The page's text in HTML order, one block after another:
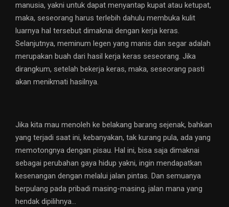
manusia, yakni untuk dapat menyantap kupat atau ketupat,
maka, seseorang harus terlebih dahulu membuka kulit
luarnya hal tersebut dimaknai dengan kerja keras.
Selanjutnya, meminum legen yang manis dan segar adalah
merupakan buah dari hasil kerja keras seseorang. Jika
dirangkum, setelah bekerja keras, maka, seseorang pasti
akan menikmati hasilnya.
Jika kita mau menoleh ke belakang barang sejenak, bahkan
yang terjadi saat ini, kebanyakan, tak kurang pula, ada yang
memotongnya dengan pisau. Hal ini, bisa saja dimaknai
sebagai perubahan gaya hidup yakni, ingin mendapatkan
kesenangan dengan melalui jalan pintas. Dan semuanya
berpulang pada pribadi masing-masing, jalan mana yang
hendak dipilihnya…